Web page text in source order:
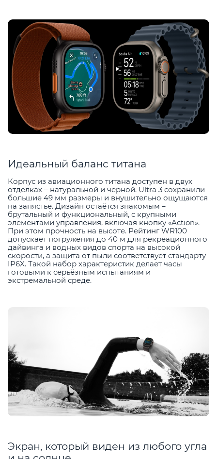
Идеальный баланс титана
Корпус из авиационного титана доступен в двух
отделках – натуральной и чёрной. Ultra 3 сохранили
большие 49 мм размеры и внушительно ощущаются
на запястье. Дизайн остаётся знакомым –
брутальный и функциональный, с крупными
элементами управления, включая кнопку «Action».
При этом прочность на высоте. Рейтинг WR100
допускает погружения до 40 м для рекреационного
дайвинга и водных видов спорта на высокой
скорости, а защита от пыли соответствует стандарту
IP6X. Такой набор характеристик делает часы
готовыми к серьёзным испытаниям и
экстремальной среде.
Экран, который виден из любого угла